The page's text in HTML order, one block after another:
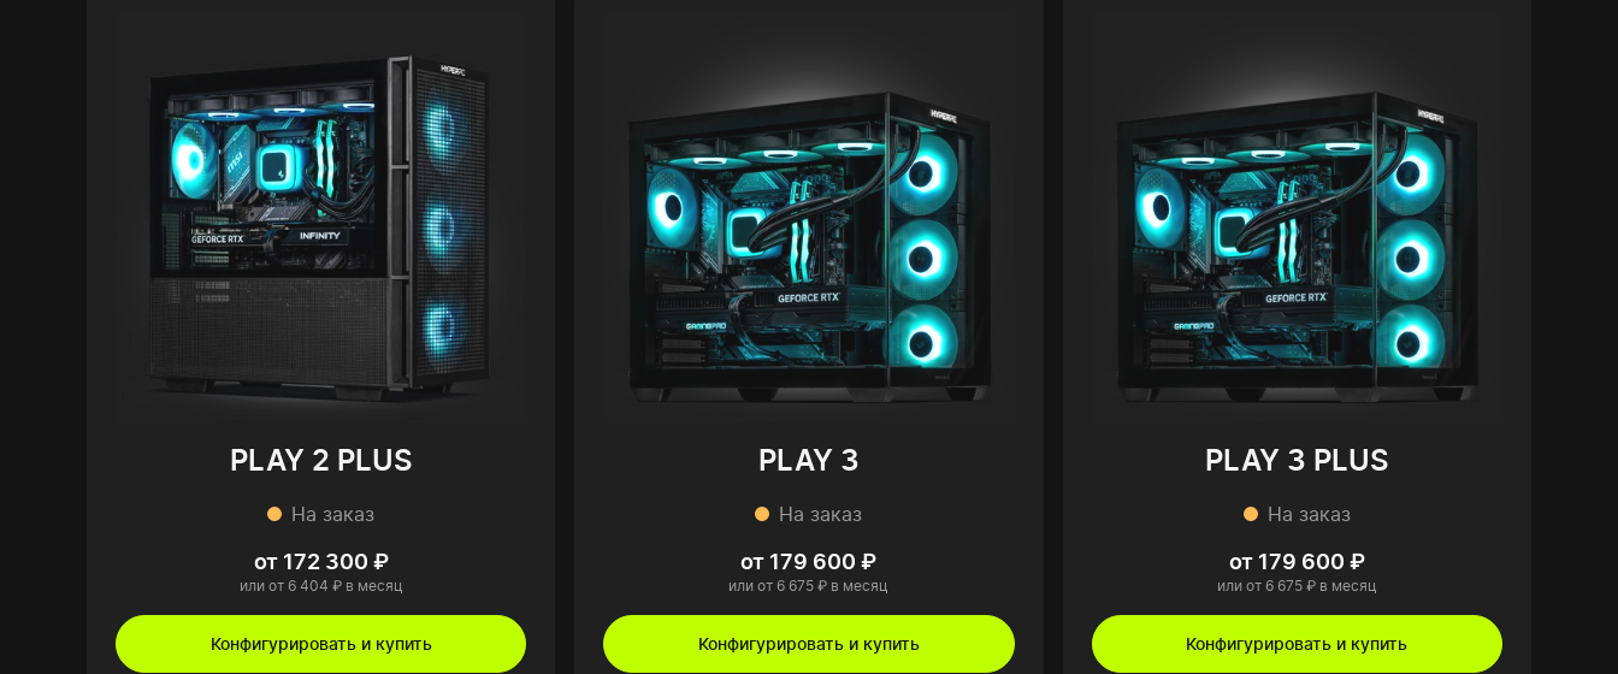
PLAY 2 PLUS
На заказ
от 172 300 ₽
или от 6 404 ₽ в месяц
Конфигурировать и купить
PLAY 3
На заказ
от 179 600 ₽
или от 6 675 ₽ в месяц
Конфигурировать и купить
PLAY 3 PLUS
На заказ
от 179 600 ₽
или от 6 675 ₽ в месяц
Конфигурировать и купить